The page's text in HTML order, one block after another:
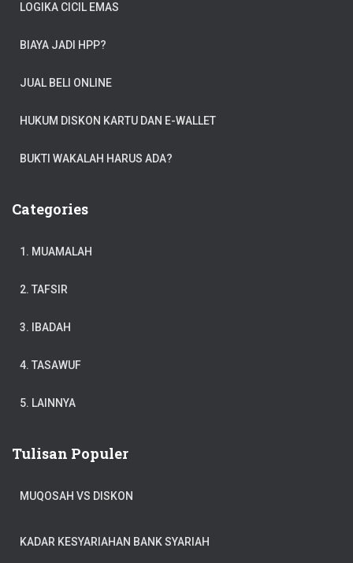
LOGIKA CICIL EMAS
BIAYA JADI HPP?
JUAL BELI ONLINE
HUKUM DISKON KARTU DAN E-WALLET
BUKTI WAKALAH HARUS ADA?
Categories
1. MUAMALAH
2. TAFSIR
3. IBADAH
4. TASAWUF
5. LAINNYA
Tulisan Populer
MUQOSAH VS DISKON
KADAR KESYARIAHAN BANK SYARIAH